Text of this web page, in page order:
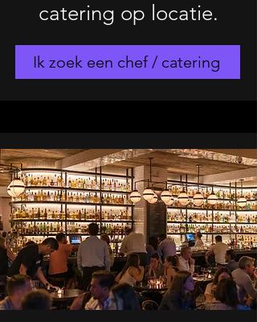
catering op locatie.
Ik zoek een chef / catering